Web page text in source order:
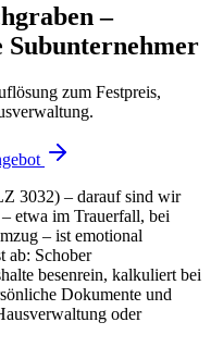
–
Subunternehmer
zum Festpreis,
3032) – darauf sind wir
etwa im Trauerfall, bei
– ist emotional
ab: Schober
besenrein, kalkuliert bei
Dokumente und
oder